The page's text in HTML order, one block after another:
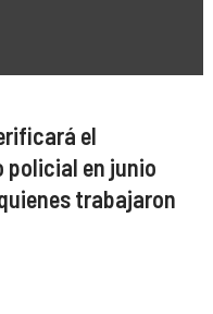
el
en junio
trabajaron